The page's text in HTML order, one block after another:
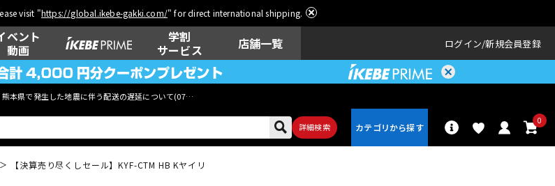
visit "https://global.ikebe-gakki.com/" for direct international shipping.
ベント
動画
学割
サービス
店舗一覧 ログイン 新規会員登録
熊本県で発生した地震に伴う配送の遅延について(07月29日
詳細検索
0
【決算売り尽くしセール】KYF-CTM HB Kヤイリ